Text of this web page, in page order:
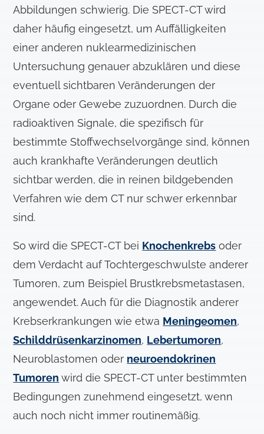
Abbildungen schwierig. Die SPECT-CT wird
daher häufig eingesetzt, um Auffälligkeiten
einer anderen nuklearmedizinischen
Untersuchung genauer abzuklären und diese
eventuell sichtbaren Veränderungen der
Organe oder Gewebe zuzuordnen. Durch die
radioaktiven Signale, die spezifisch für
bestimmte Stoffwechselvorgänge sind, können
auch krankhafte Veränderungen deutlich
sichtbar werden, die in reinen bildgebenden
Verfahren wie dem CT nur schwer erkennbar
sind.
So wird die SPECT-CT bei Knochenkrebs oder
dem Verdacht auf Tochtergeschwulste anderer
Tumoren, zum Beispiel Brustkrebsmetastasen,
angewendet. Auch für die Diagnostik anderer
Krebserkrankungen wie etwa Meningeomen,
Schilddrüsenkarzinomen, Lebertumoren,
Neuroblastomen oder neuroendokrinen
Tumoren wird die SPECT-CT unter bestimmten
Bedingungen zunehmend eingesetzt, wenn
auch noch nicht immer routinemäßig.